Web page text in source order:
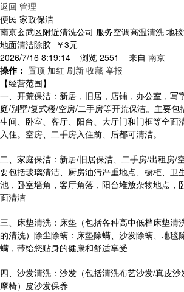
返回 管理
便民 家政保洁
南京玄武区附近清洗公司 服务空调高温清洗 地
地面清洁除胶 ￥3元
2026/7/16 8:19:14 浏览 2551 来自 南京
操作： 置顶 加红 刷新 收藏 举报
【经营范围】
一、开荒保洁：新居，旧居，店铺，办公室，写
庭/别墅/复式楼/空房/二手房等开荒保洁。主要包
生间、卧室、客厅、阳台、大厅门和门框等全面
入住。空房、二手房入住前、后都可清洁。
二、家庭保洁：新居/旧居保洁、二手房/出租房/
要包括玻璃清洁、厨房油污严重地点、橱柜、卫
池，卧室墙角，客厅角落，阳台堆放杂物地点，
面清洁
三、床垫清洗：床垫（包括各种高中低档床垫清
的清洗）除尘除螨：床垫除螨、沙发除螨、地毯
螨，带给您贴身的健康和舒适享受
四、沙发清洗：沙发（包括清洗布艺沙发/真皮
摩椅）皮沙发保养